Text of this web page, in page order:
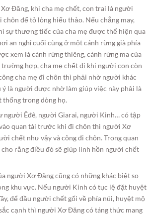
Đăng, khi cha mẹ chết, con trai là người
chôn để tỏ lòng hiếu thảo. Nếu chẳng may,
sự thương tiếc của cha mẹ được thể hiện qua
an nghỉ cuối cùng ở một cánh rừng già phía
xem là cánh rừng thiêng, cánh rừng ma của
trường hợp, cha mẹ chết đi khi người con còn
cha mẹ đi chôn thì phải nhờ người khác
là người được nhờ làm giúp việc này phải là
trong dòng họ.
người Êđê, người Giarai, người Kinh… có tập
quan tài trước khi đi chôn thì người Xơ
chết như vậy và cõng đi chôn. Trong quan
rằng điều đó sẽ giúp linh hồn người chết
người Xơ Đăng cũng có những khác biệt so
khu vực. Nếu người Kinh có tục lệ đặt huyệt
để đầu người chết gối về phía núi, huyệt mộ
cạnh thì người Xơ Đăng có táng thức mang